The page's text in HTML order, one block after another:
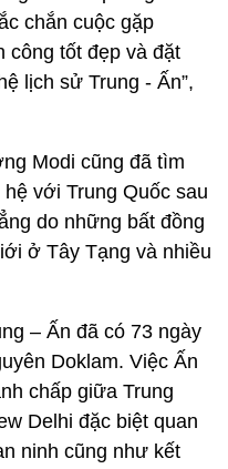
chắn cuộc gặp
công tốt đẹp và đặt
lịch sử Trung - Ấn”,
Modi cũng đã tìm
với Trung Quốc sau
do những bất đồng
ở Tây Tạng và nhiều
– Ấn đã có 73 ngày
Doklam. Việc Ấn
chấp giữa Trung
Delhi đặc biệt quan
ninh cũng như kết